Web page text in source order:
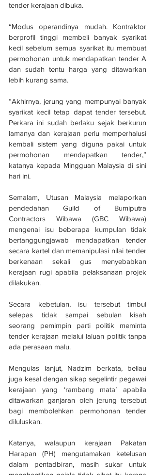
tender kerajaan dibuka.
“Modus operandinya mudah. Kontraktor
berprofil tinggi membeli banyak syarikat
kecil sebelum semua syarikat itu membuat
permohonan untuk mendapatkan tender A
dan sudah tentu harga yang ditawarkan
lebih kurang sama.
“Akhirnya, jerung yang mempunyai banyak
syarikat kecil tetap dapat tender tersebut.
Perkara ini sudah berlaku sejak berkurun
lamanya dan kerajaan perlu memperhalusi
kembali sistem yang diguna pakai untuk
permohonan mendapatkan tender,”
katanya kepada Mingguan Malaysia di sini
hari ini.
Semalam, Utusan Malaysia melaporkan
pendedahan Guild of Bumiputra
Contractors Wibawa (GBC Wibawa)
mengenai isu beberapa kumpulan tidak
bertanggungjawab mendapatkan tender
secara kartel dan memanipulasi nilai tender
berkenaan sekali gus menyebabkan
kerajaan rugi apabila pelaksanaan projek
dilakukan.
Secara kebetulan, isu tersebut timbul
selepas tidak sampai sebulan kisah
seorang pemimpin parti politik meminta
tender kerajaan me­la­lui laluan politik tanpa
ada perasaan malu.
Mengulas lanjut, Nadzim berkata, beliau
juga kesal de­ngan sikap segelintir pegawai
kerajaan yang ‘rambang mata’ apabila
ditawarkan ganjaran oleh jerung tersebut
bagi membolehkan permohonan tender
diluluskan.
Katanya, walaupun kerajaan Pakatan
Harapan (PH) mengutamakan ketelusan
dalam pentadbiran, masih sukar untuk